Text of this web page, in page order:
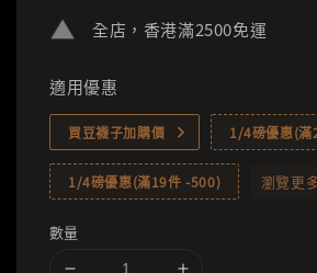
全店，香港滿2500免運
適用優惠
買豆襪子加購價 1/4磅優惠(
1/4磅優惠(滿19件 -500) 瀏覽更
數量